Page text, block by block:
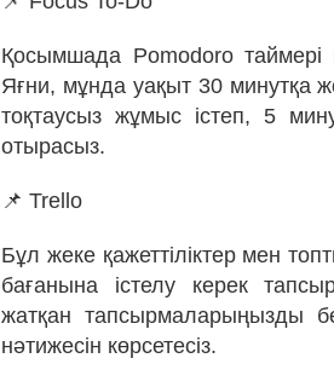
Қосымшада Pomodoro таймері
Яғни, мұнда уақыт 30 минутқа
тоқтаусыз жұмыс істеп, 5
отырасыз.
📌 Trello
Бұл жеке қажеттіліктер мен
бағанына істелу керек
жатқан тапсырмаларыңызды
нәтижесін көрсетесіз.